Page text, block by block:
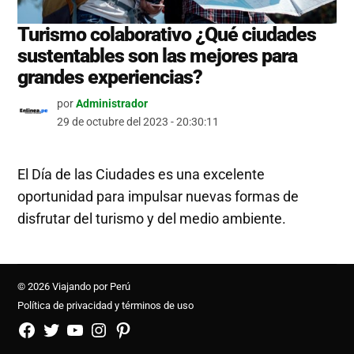
Turismo colaborativo ¿Qué ciudades
sustentables son las mejores para
grandes experiencias?
porAdministrador
29 de octubre del 2023 - 20:30:11
El Día de las Ciudades es una excelente
oportunidad para impulsar nuevas formas de
disfrutar del turismo y del medio ambiente.
© 2026 Viajando por Perú
Política de privacidad y términos de uso
FB
TW YouTubeInstagramPinterest